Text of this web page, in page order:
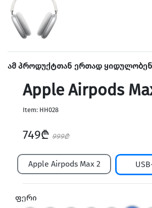
Home & Speakers
Holders & Vlog
ამ პროდუქტთან ერთად ყიდულობენ
Apple Airpods
Item: HH028
749₾ 999₾
Apple Airpods Max 2
ფერი